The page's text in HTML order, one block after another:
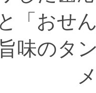
と「おせ
味のタ